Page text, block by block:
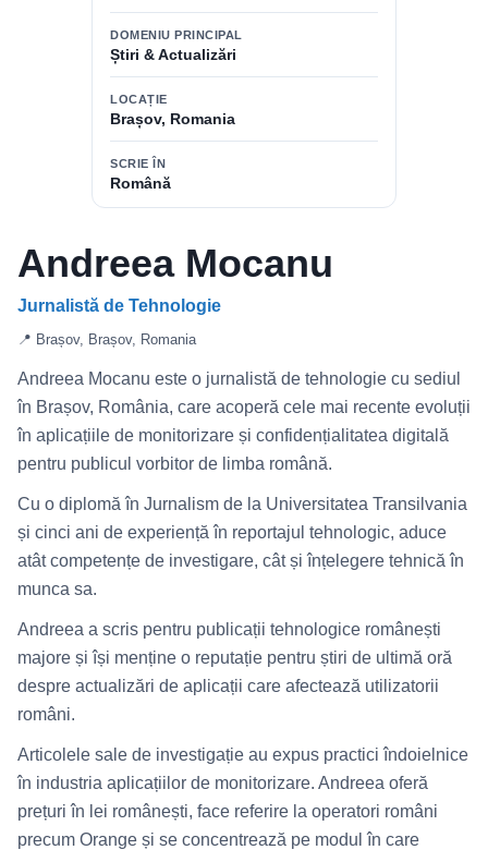
DOMENIU PRINCIPAL
Știri & Actualizări
LOCAȚIE
Brașov, Romania
SCRIE ÎN
Română
Andreea Mocanu
Jurnalistă de Tehnologie
📍 Brașov, Brașov, Romania
Andreea Mocanu este o jurnalistă de tehnologie cu sediul
în Brașov, România, care acoperă cele mai recente evoluții
în aplicațiile de monitorizare și confidențialitatea digitală
pentru publicul vorbitor de limba română.
Cu o diplomă în Jurnalism de la Universitatea Transilvania
și cinci ani de experiență în reportajul tehnologic, aduce
atât competențe de investigare, cât și înțelegere tehnică în
munca sa.
Andreea a scris pentru publicații tehnologice românești
majore și își menține o reputație pentru știri de ultimă oră
despre actualizări de aplicații care afectează utilizatorii
români.
Articolele sale de investigație au expus practici îndoielnice
în industria aplicațiilor de monitorizare. Andreea oferă
prețuri în lei românești, face referire la operatori români
precum Orange și se concentrează pe modul în care